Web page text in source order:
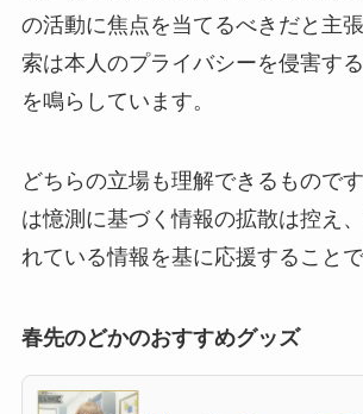
の活動に焦点を当てるべきだと主
索は本人のプライバシーを侵害す
を鳴らしています。
どちらの立場も理解できるもので
は憶測に基づく情報の拡散は控え
れている情報を基に応援することで
春先のどかのおすすめグッズ